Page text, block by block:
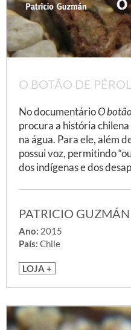
O BOTÃO DE
No documentárioO
procura a história
na água. Para ele, além
possui voz, permitindo
dos indígenas e dos
PATRICIO GUZMÁN
Ano: 2015
País: Chile
LOJA +